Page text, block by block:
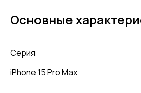
Основные
Серия
iPhone 15 Pro Max